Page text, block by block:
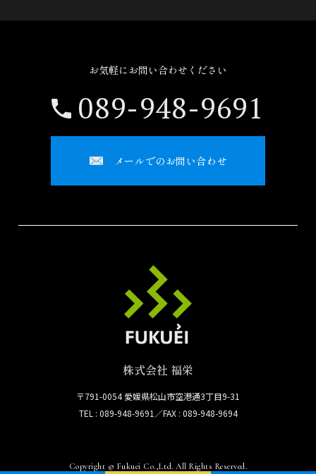
株式会社 福栄
〒791-0054 愛媛県松山市空港通3丁目9-31
TEL : 089-948-9691／FAX : 089-948-9694
お気軽にお問い合わせください
089-948-9691
メールでのお問い合わせ
Copyright © Fukuei Co.,Ltd. All Rights Reserved.